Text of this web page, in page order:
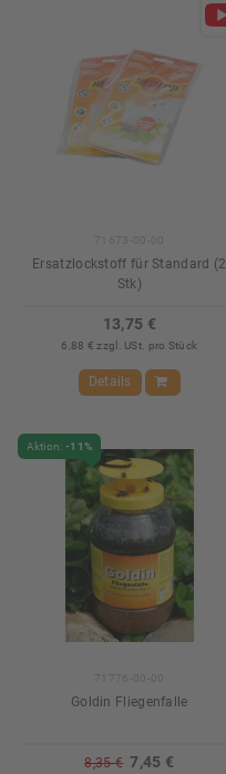
Ersatzlockstoff für Standard (2
Stk)
13,75 €
6,88 € zzgl. USt. pro Stück
Details
Goldin Fliegenfalle
8,35 € 7,45 €
Aktion: -11%